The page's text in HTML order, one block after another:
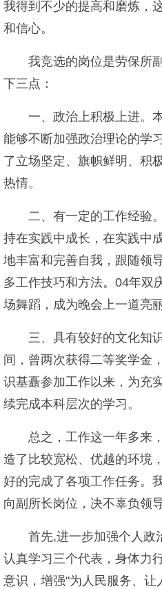
我得到不少的提高和磨炼，
和信心。
我竞选的岗位是劳保所
下三点：
一、政治上积极上进。
能够不断加强政治理论的学
了立场坚定、旗帜鲜明、积
热情。
二、有一定的工作经验
持在实践中成长，在实践中
地丰富和完善自我，跟随领
多工作技巧和方法。04年双
场舞蹈，成为晚会上一道亮
三、具有较好的文化知
间，曾两次获得二等奖学金
识基矗参加工作以来，为充
续完成本科层次的学习。
总之，工作这一年多来
造了比较宽松、优越的环境
好的完成了各项工作任务。
向副所长岗位，决不辜负领
首先,进一步加强个人政
认真学习三个代表，身体力
意识，增强"为人民服务、让